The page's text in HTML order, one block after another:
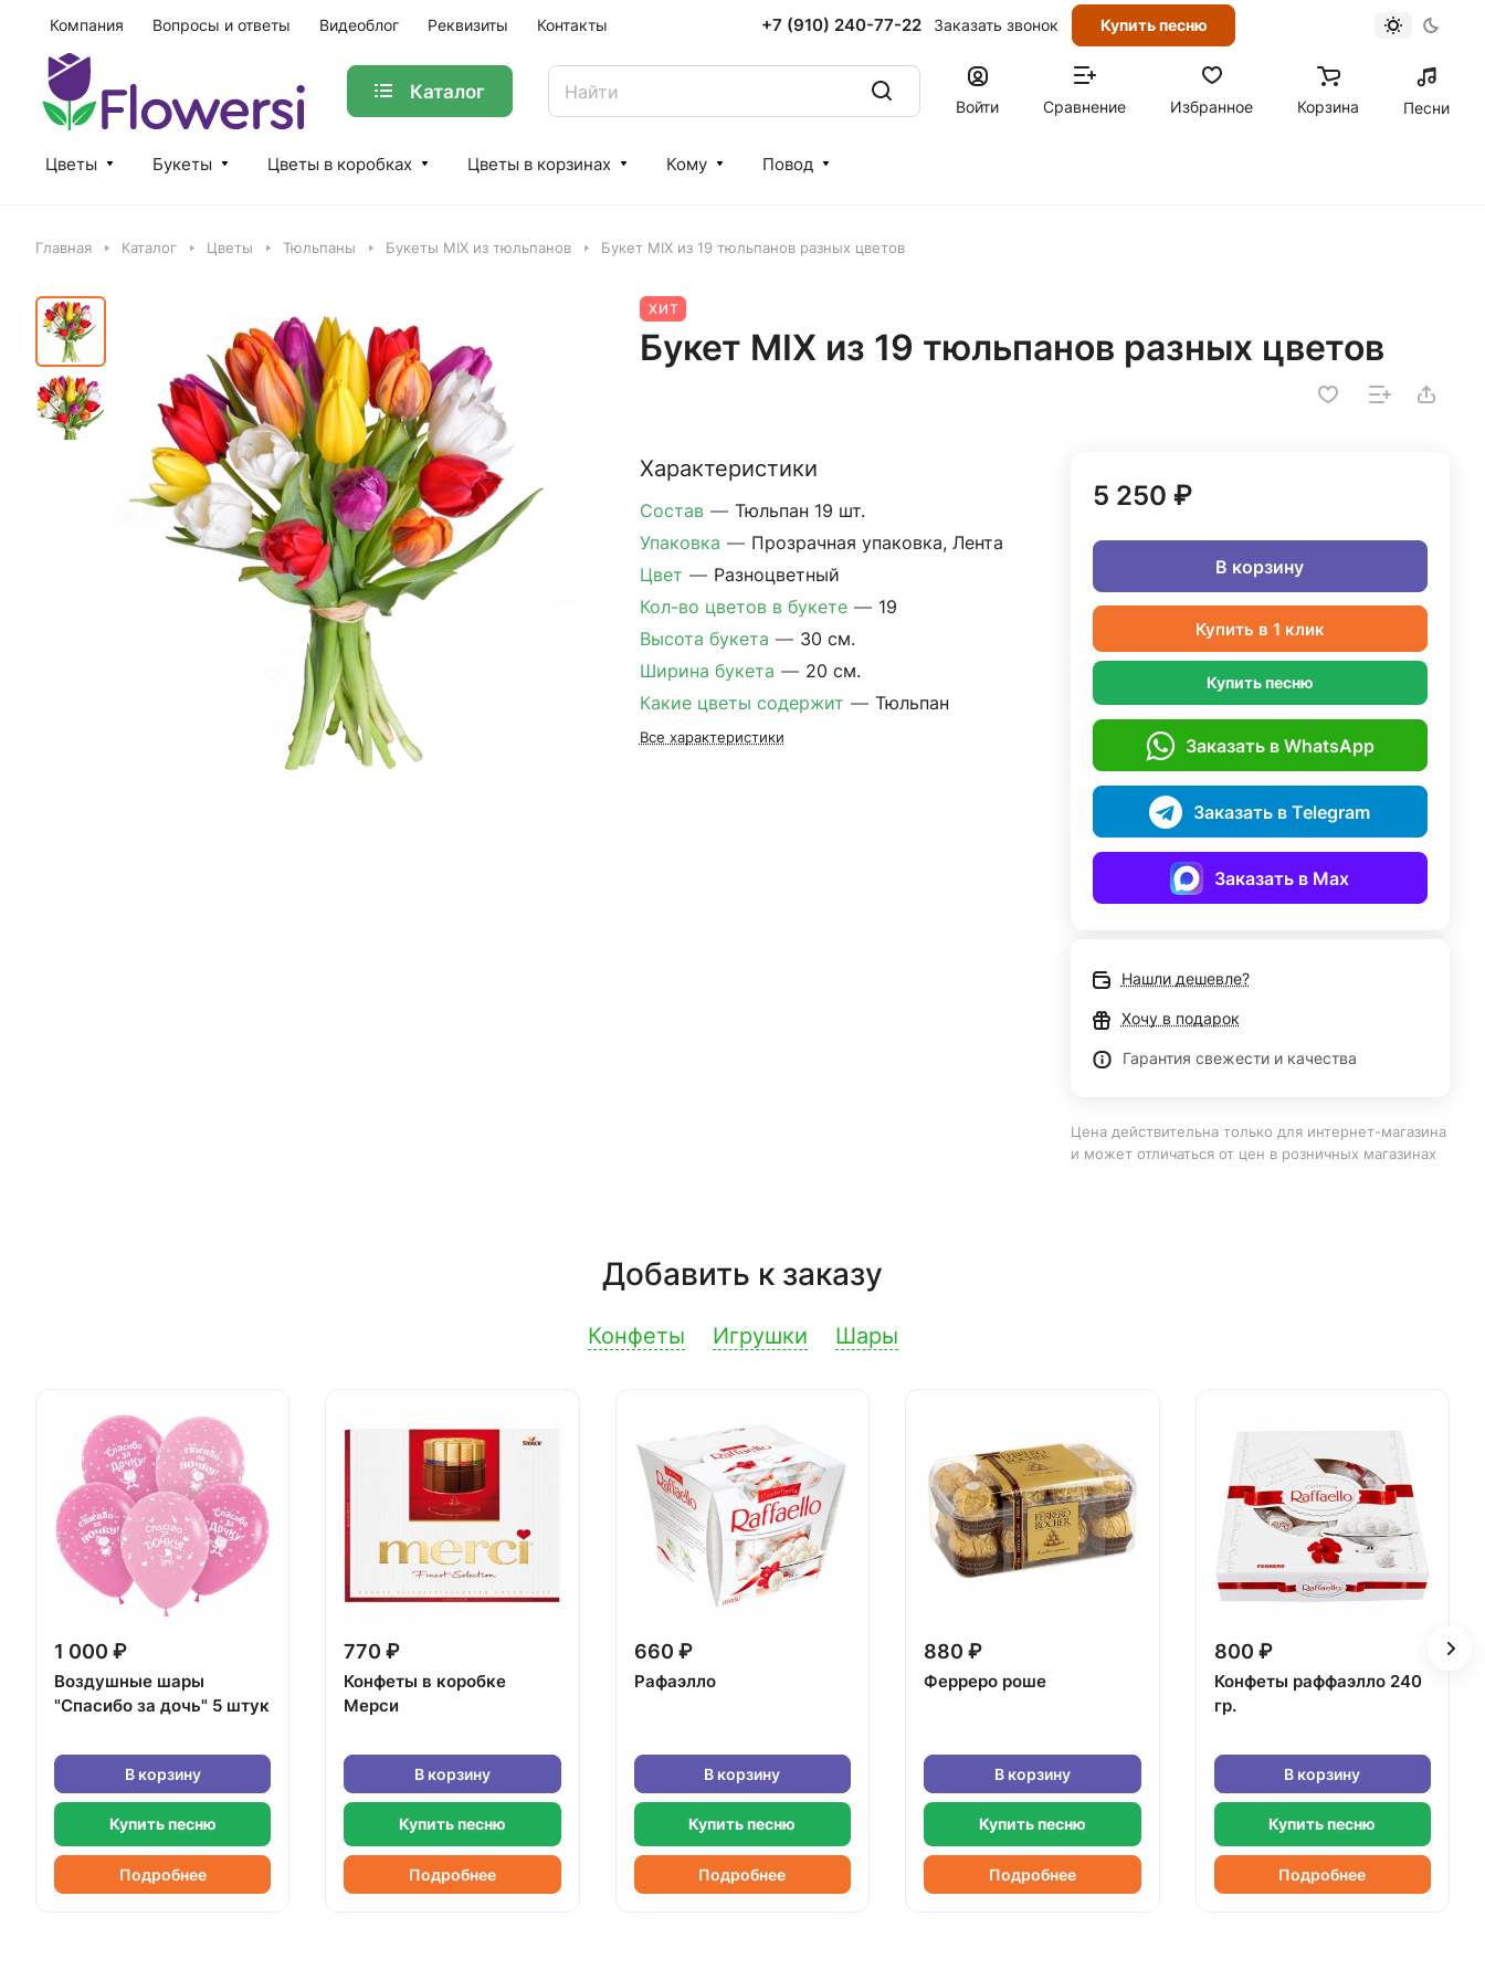
Компания Вопросы и ответы Видеоблог Реквизиты Контакты +7 (910) 240-77-22 Заказать звонок Купить песню
Каталог
Войти Сравнение Избранное Корзина Песни
Цветы Букеты Цветы в коробках Цветы в корзинах Кому Повод
Главная Каталог Цветы Тюльпаны Букеты MIX из тюльпанов Букет MIX из 19 тюльпанов разных цветов
ХИТ
Букет MIX из 19 тюльпанов разных цветов
Характеристики
Состав — Тюльпан 19 шт.
Упаковка — Прозрачная упаковка, Лента
Цвет — Разноцветный
Кол-во цветов в букете — 19
Высота букета — 30 см.
Ширина букета — 20 см.
Какие цветы содержит — Тюльпан
Все характеристики
5 250 ₽
В корзину
Купить в 1 клик
Купить песню
Заказать в WhatsApp
Заказать в Telegram
Заказать в Max
Нашли дешевле?
Хочу в подарок
Гарантия свежести и качества
Цена действительна только для интернет-магазина
и может отличаться от цен в розничных магазинах
Добавить к заказу
Конфеты Игрушки Шары
1 000 ₽
Воздушные шары
"Спасибо за дочь" 5 штук
В корзину
Купить песню
Подробнее
770 ₽
Конфеты в коробке
Мерси
В корзину
Купить песню
Подробнее
660 ₽
Рафаэлло
В корзину
Купить песню
Подробнее
880 ₽
Ферреро роше
В корзину
Купить песню
Подробнее
800 ₽
Конфеты раффаэлло 240
гр.
В корзину
Купить песню
Подробнее